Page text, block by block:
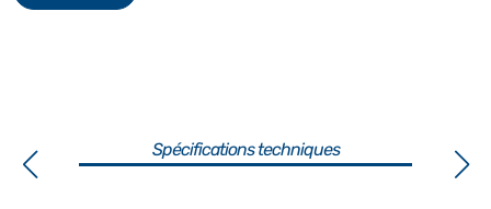
Spécifications techniques